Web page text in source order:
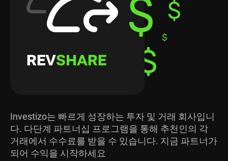
Investizo는 빠르게 성장하는 투자 및 거래 회사입니
다. 다단계 파트너십 프로그램을 통해 추천인의 각
거래에서 수수료를 받을 수 있습니다. 지금 파트너가
되어 수익을 시작하세요